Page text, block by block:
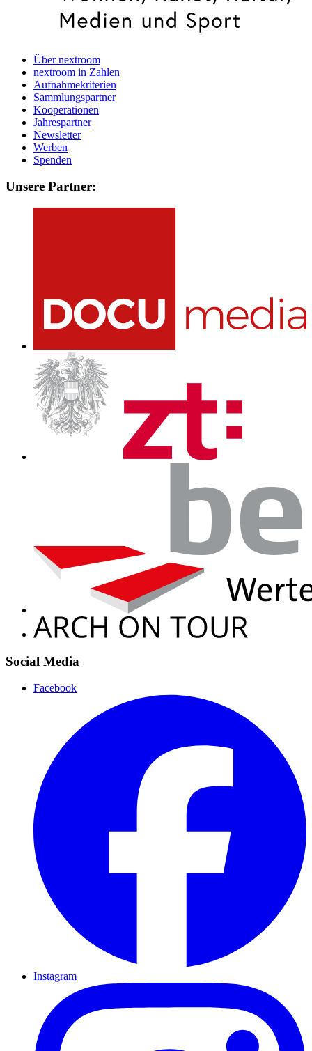
Über nextroom
nextroom in Zahlen
Aufnahmekriterien
Sammlungspartner
Kooperationen
Jahrespartner
Newsletter
Werben
Spenden
Unsere Partner:
Social Media
Facebook
Instagram